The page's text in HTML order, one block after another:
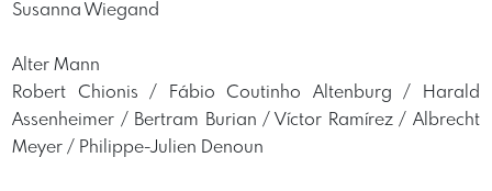
Susanna Wiegand
Alter Mann
Robert Chionis / Fábio Coutinho Altenburg / Harald
Assenheimer / Bertram Burian / Víctor Ramírez / Albrecht
Meyer / Philippe-Julien Denoun